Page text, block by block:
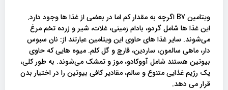
ویتامین B7 اگرچه به مقدار کم اما در بعضی از غذا ها وجود دارد.
این غذا ها شامل گردو، بادام زمینی، غلات، شیر و زرده تخم مرغ
می‌شوند. سایر غذا های حاوی این ویتامین عبارتند از: نان سبوس
دار، ماهی سالمون، ساردین، قارچ و گل کلم. میوه هایی که حاوی
بیوتین هستند شامل آووکادو، موز و تمشک می‌شوند. به طور کلی،
یک رژیم غذایی متنوع و سالم، مقادیر کافی بیوتین را در اختیار بدن
قرار می دهد.